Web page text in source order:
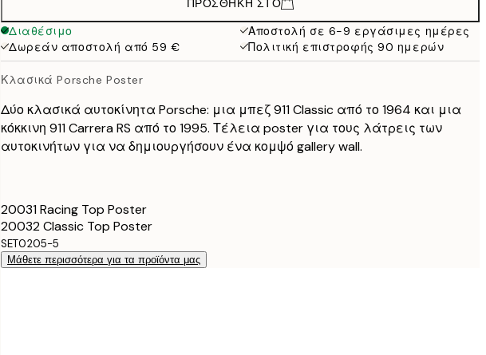
43,90 €
50x70 cm 45,60 €
76 €
ΠΡΟΣΘΉΚΗ ΣΤΟ
Διαθέσιμο
Αποστολή σε 6-9 εργάσιμες ημέρες
Δωρεάν αποστολή από 59 €
Πολιτική επιστροφής 90 ημερών
Κλασικά Porsche Poster
Δύο κλασικά αυτοκίνητα Porsche: μια μπεζ 911 Classic από το 1964 και μια
κόκκινη 911 Carrera RS από το 1995. Τέλεια poster για τους λάτρεις των
αυτοκινήτων για να δημιουργήσουν ένα κομψό gallery wall.
20031 Racing Top Poster
20032 Classic Top Poster
SET0205-5
Μάθετε περισσότερα για τα προϊόντα μας